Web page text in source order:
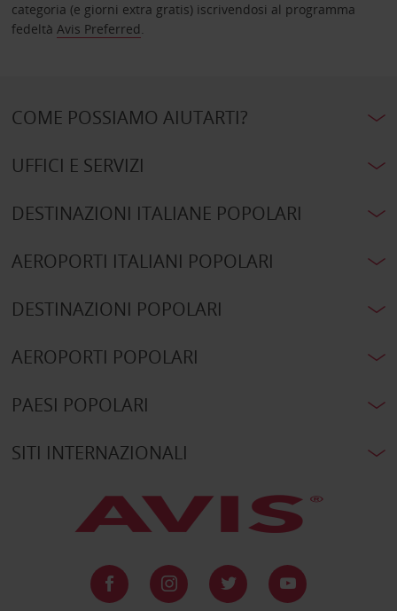
categoria (e giorni extra gratis) iscrivendosi al programma
fedeltà Avis Preferred.
COME POSSIAMO AIUTARTI?
UFFICI E SERVIZI
DESTINAZIONI ITALIANE POPOLARI
AEROPORTI ITALIANI POPOLARI
DESTINAZIONI POPOLARI
AEROPORTI POPOLARI
PAESI POPOLARI
SITI INTERNAZIONALI